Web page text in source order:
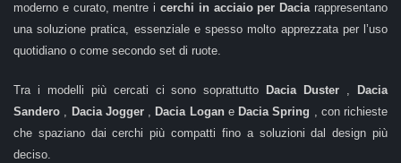
moderno e curato, mentre i cerchi in acciaio per Dacia rappresentano
una soluzione pratica, essenziale e spesso molto apprezzata per l’uso
quotidiano o come secondo set di ruote.
Tra i modelli più cercati ci sono soprattutto Dacia Duster ,
Dacia
Sandero , Dacia Jogger , Dacia Logan e Dacia Spring , con richieste
che spaziano dai cerchi più compatti fino a soluzioni dal design più
deciso.